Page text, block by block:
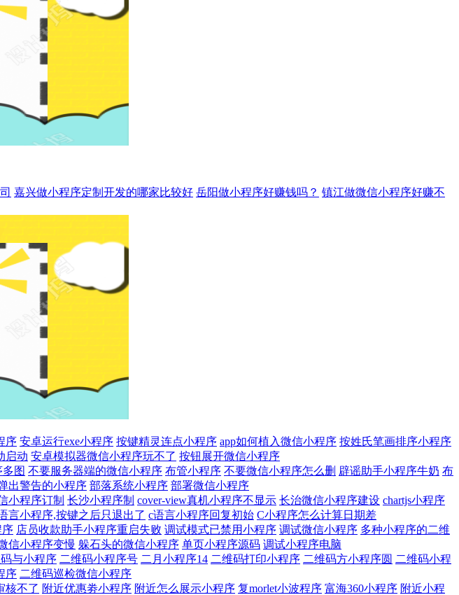
嘉兴做小程序定制开发的哪家比较好 岳阳做小程序好赚钱吗？ 镇江做微信小程序好赚不
序 安卓运行exe小程序 按键精灵连点小程序 app如何植入微信小程序 按姓氏笔画排序小程序
启动 安卓模拟器微信小程序玩不了 按钮展开微信小程序
图 不要服务器端的微信小程序 布管小程序 不要微信小程序怎么删 辟谣助手小程序牛奶 布
出警告的小程序 部落系统小程序 部署微信小程序
小程序订制 长沙小程序制 cover-view真机小程序不显示 长治微信小程序建设 chartjs小程序
言小程序,按键之后只退出了 c语言小程序回复初始 C小程序怎么计算日期差
序 店员收款助手小程序重启失败 调试模式已禁用小程序 调试微信小程序 多种小程序的二维
信小程序变慢 躲石头的微信小程序 单页小程序源码 调试小程序电脑
与小程序 二维码小程序号 二月小程序14 二维码打印小程序 二维码方小程序圆 二维码小程
序 二维码巡检微信小程序
核不了 附近优惠劵小程序 附近怎么展示小程序 复morlet小波程序 富海360小程序 附近小程